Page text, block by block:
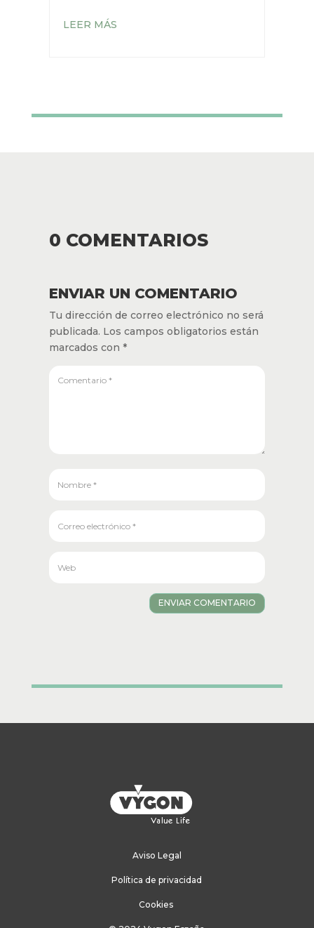
LEER MÁS
0 COMENTARIOS
ENVIAR UN COMENTARIO
Tu dirección de correo electrónico no será
publicada. Los campos obligatorios están
marcados con *
ENVIAR COMENTARIO
Aviso Legal
Política de privacidad
Cookies